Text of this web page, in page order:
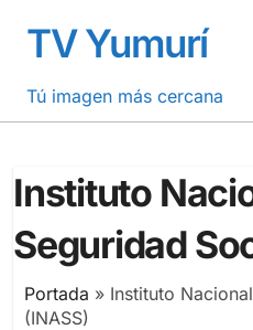
contenido
TV Yumurí
Tú imagen más cercana
Instituto
Seguridad
Portada » Instituto
(INASS)